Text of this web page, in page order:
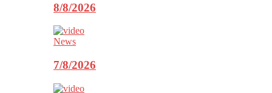
8/8/2026
News
7/8/2026